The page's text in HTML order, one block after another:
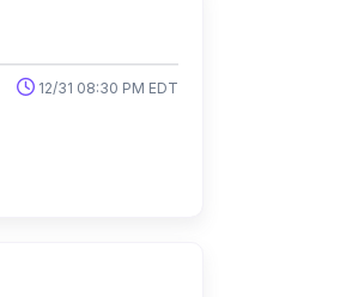
12/31 08:30 PM EDT